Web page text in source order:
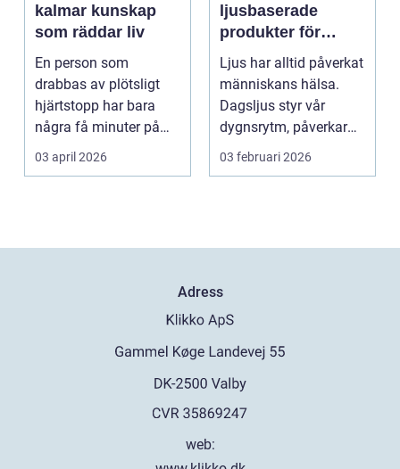
kalmar kunskap
som räddar liv
En person som
drabbas av plötsligt
hjärtstopp har bara
några få minuter på
sig. För varje minut
utan...
03 april 2026
ljusbaserade
produkter för
hälsa och
välbefinnande
Ljus har alltid påverkat
människans hälsa.
Dagsljus styr vår
dygnsrytm, påverkar
humör, sömn och ene...
03 februari 2026
Adress
web: